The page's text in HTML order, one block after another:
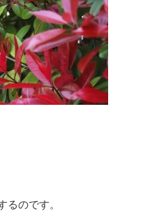
のです。